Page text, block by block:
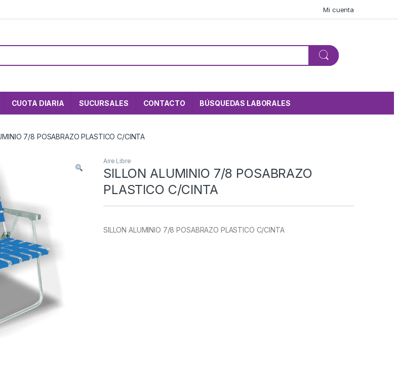
Mi cuenta
CUOTA DIARIA SUCURSALES CONTACTO BÚSQUEDAS LABORALES
7/8 POSABRAZO PLASTICO C/CINTA
Aire Libre
SILLON ALUMINIO 7/8 POSABRAZO
PLASTICO C/CINTA
SILLON ALUMINIO 7/8 POSABRAZO PLASTICO C/CINTA